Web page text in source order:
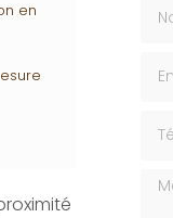
en